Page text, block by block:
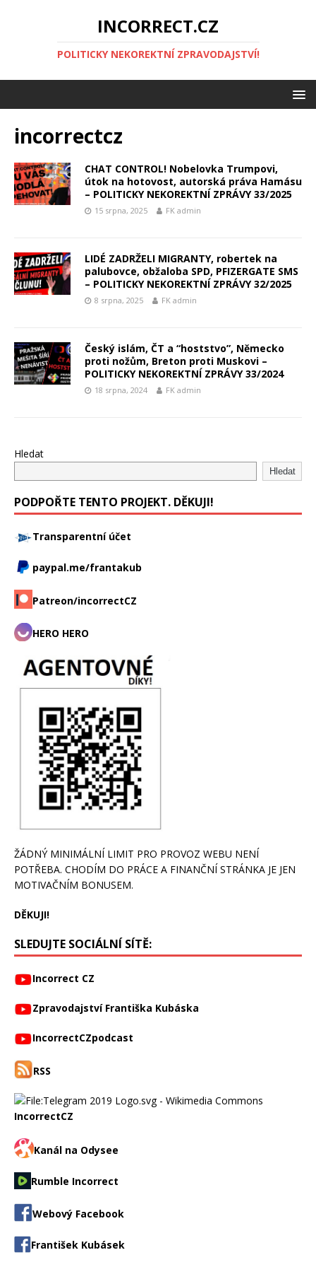
INCORRECT.CZ
POLITICKY NEKOREKTNÍ ZPRAVODAJSTVÍ!
incorrectcz
CHAT CONTROL! Nobelovka Trumpovi,
útok na hotovost, autorská práva Hamásu
– POLITICKY NEKOREKTNÍ ZPRÁVY 33/2025
15 srpna, 2025 FK admin
LIDÉ ZADRŽELI MIGRANTY, robertek na
palubovce, obžaloba SPD, PFIZERGATE SMS
– POLITICKY NEKOREKTNÍ ZPRÁVY 32/2025
8 srpna, 2025 FK admin
Český islám, ČT a “hoststvo”, Německo
proti nožům, Breton proti Muskovi –
POLITICKY NEKOREKTNÍ ZPRÁVY 33/2024
18 srpna, 2024 FK admin
Hledat
Hledat
PODPOŘTE TENTO PROJEKT. DĚKUJI!
Transparentní účet
paypal.me/frantakub
Patreon/incorrectCZ
HERO HERO
ŽÁDNÝ MINIMÁLNÍ LIMIT PRO PROVOZ WEBU NENÍ
POTŘEBA. CHODÍM DO PRÁCE A FINANČNÍ STRÁNKA JE JEN
MOTIVAČNÍM BONUSEM.
DĚKUJI!
SLEDUJTE SOCIÁLNÍ SÍTĚ:
Incorrect CZ
Zpravodajství Františka Kubáska
IncorrectCZpodcast
RSS
IncorrectCZ
Kanál na Odysee
Rumble Incorrect
Webový Facebook
František Kubásek